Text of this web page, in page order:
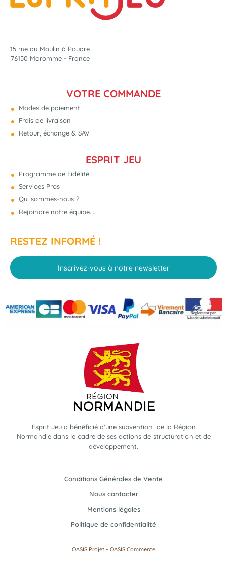
15 rue du Moulin à Poudre
76150 Maromme - France
VOTRE COMMANDE
Modes de paiement
Frais de livraison
Retour, échange & SAV
ESPRIT JEU
Programme de Fidélité
Services Pros
Qui sommes-nous ?
Rejoindre notre équipe...
RESTEZ INFORMÉ !
Inscrivez-vous à notre newsletter
Esprit Jeu a bénéficié d'une subvention de la Région
Normandie dans le cadre de ses actions de structuration et de
développement.
Conditions Générales de Vente
Nous contacter
Mentions légales
Politique de confidentialité
OASIS Projet - OASIS Commerce